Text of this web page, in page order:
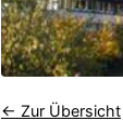
← Zur Übersicht